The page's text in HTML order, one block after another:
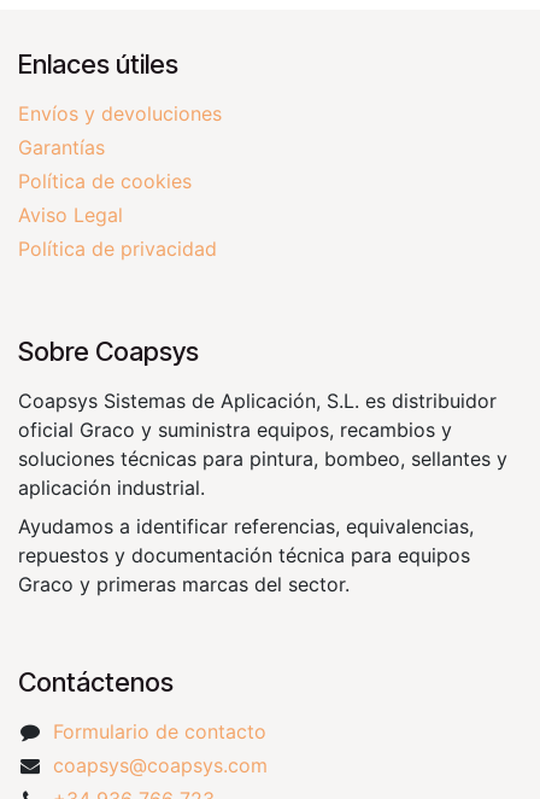
Enlaces útiles
Envíos y devoluciones
Garantías
Política de cookies
Aviso Legal
Política de privacidad
Sobre Coapsys
Coapsys Sistemas de Aplicación, S.L. es distribuidor
oficial Graco y suministra equipos, recambios y
soluciones técnicas para pintura, bombeo, sellantes y
aplicación industrial.
Ayudamos a identificar referencias, equivalencias,
repuestos y documentación técnica para equipos
Graco y primeras marcas del sector.
Contáctenos
Formulario de contacto
coapsys@coapsys.com